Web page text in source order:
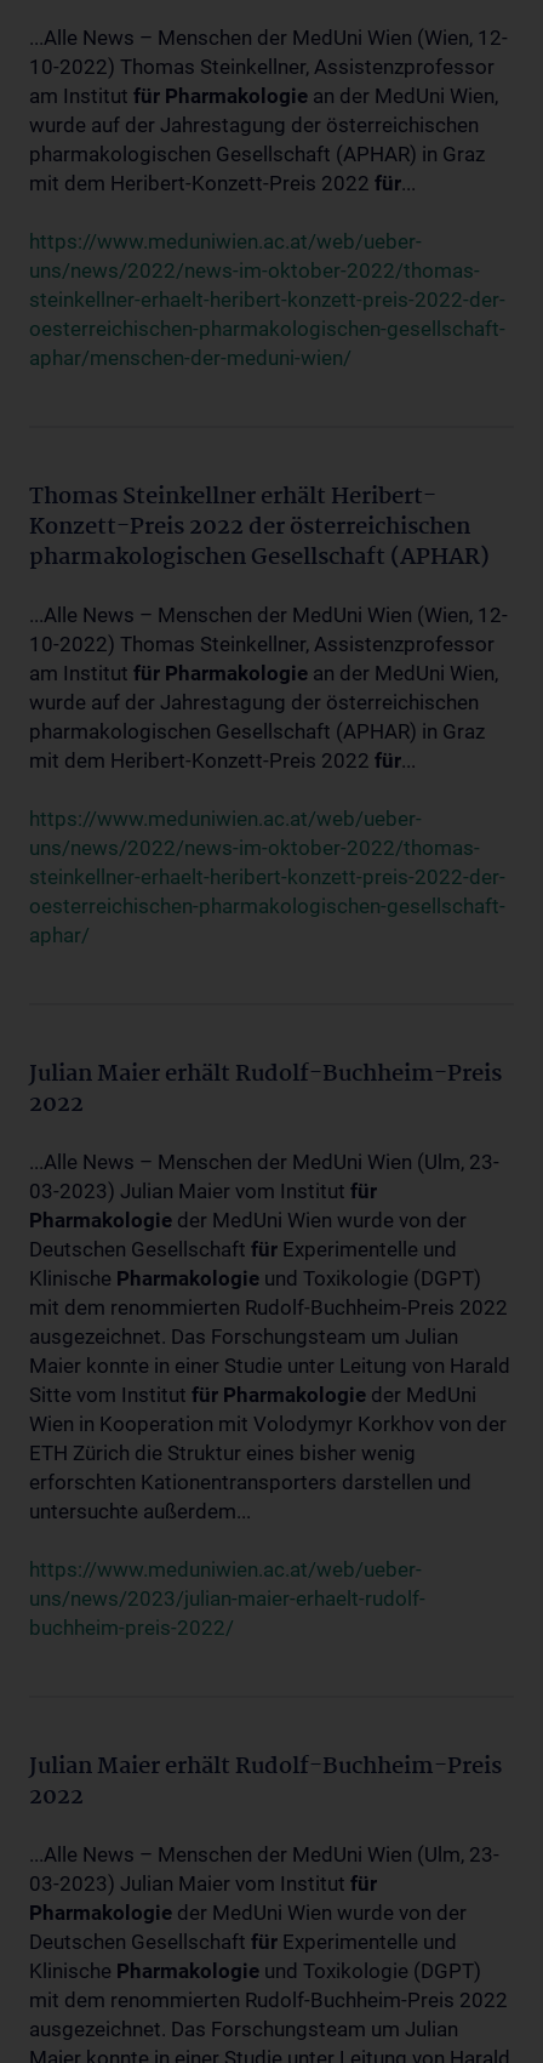
...Alle News – Menschen der MedUni Wien (Wien, 12-
10-2022) Thomas Steinkellner, Assistenzprofessor
am Institut für Pharmakologie an der MedUni Wien,
wurde auf der Jahrestagung der österreichischen
pharmakologischen Gesellschaft (APHAR) in Graz
mit dem Heribert-Konzett-Preis 2022 für...
https://www.meduniwien.ac.at/web/ueber-
uns/news/2022/news-im-oktober-2022/thomas-
steinkellner-erhaelt-heribert-konzett-preis-2022-der-
oesterreichischen-pharmakologischen-gesellschaft-
aphar/menschen-der-meduni-wien/
Thomas Steinkellner erhält Heribert-
Konzett-Preis 2022 der österreichischen
pharmakologischen Gesellschaft (APHAR)
...Alle News – Menschen der MedUni Wien (Wien, 12-
10-2022) Thomas Steinkellner, Assistenzprofessor
am Institut für Pharmakologie an der MedUni Wien,
wurde auf der Jahrestagung der österreichischen
pharmakologischen Gesellschaft (APHAR) in Graz
mit dem Heribert-Konzett-Preis 2022 für...
https://www.meduniwien.ac.at/web/ueber-
uns/news/2022/news-im-oktober-2022/thomas-
steinkellner-erhaelt-heribert-konzett-preis-2022-der-
oesterreichischen-pharmakologischen-gesellschaft-
aphar/
Julian Maier erhält Rudolf-Buchheim-Preis
2022
...Alle News – Menschen der MedUni Wien (Ulm, 23-
03-2023) Julian Maier vom Institut für
Pharmakologie der MedUni Wien wurde von der
Deutschen Gesellschaft für Experimentelle und
Klinische Pharmakologie und Toxikologie (DGPT)
mit dem renommierten Rudolf-Buchheim-Preis 2022
ausgezeichnet. Das Forschungsteam um Julian
Maier konnte in einer Studie unter Leitung von Harald
Sitte vom Institut für Pharmakologie der MedUni
Wien in Kooperation mit Volodymyr Korkhov von der
ETH Zürich die Struktur eines bisher wenig
erforschten Kationentransporters darstellen und
untersuchte außerdem...
https://www.meduniwien.ac.at/web/ueber-
uns/news/2023/julian-maier-erhaelt-rudolf-
buchheim-preis-2022/
Julian Maier erhält Rudolf-Buchheim-Preis
2022
...Alle News – Menschen der MedUni Wien (Ulm, 23-
03-2023) Julian Maier vom Institut für
Pharmakologie der MedUni Wien wurde von der
Deutschen Gesellschaft für Experimentelle und
Klinische Pharmakologie und Toxikologie (DGPT)
mit dem renommierten Rudolf-Buchheim-Preis 2022
ausgezeichnet. Das Forschungsteam um Julian
Maier konnte in einer Studie unter Leitung von Harald